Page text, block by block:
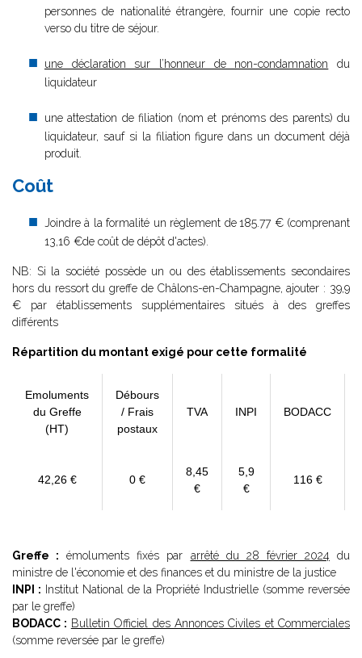
personnes de nationalité étrangère, fournir une copie recto
verso du titre de séjour.
une déclaration sur l’honneur de non-condamnation du
liquidateur
une attestation de filiation (nom et prénoms des parents) du
liquidateur, sauf si la filiation figure dans un document déjà
produit.
Coût
Joindre à la formalité un règlement de 185.77 € (comprenant
13,16 €de coût de dépôt d'actes).
NB: Si la société possède un ou des établissements secondaires
hors du ressort du greffe de Châlons-en-Champagne, ajouter : 39,9
€ par établissements supplémentaires situés à des greffes
différents
Répartition du montant exigé pour cette formalité
Emoluments
du Greffe
(HT)
Débours
/ Frais
postaux
TVA INPI BODACC
42,26 € 0 €
8,45
€
5,9
€
116 €
Greffe : émoluments fixés par arrêté du 28 février 2024 du
ministre de l'économie et des finances et du ministre de la justice
INPI : Institut National de la Propriété Industrielle (somme reversée
par le greffe)
BODACC : Bulletin Officiel des Annonces Civiles et Commerciales
(somme reversée par le greffe)